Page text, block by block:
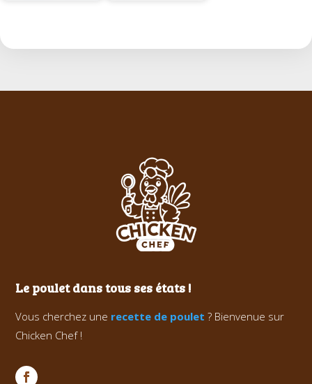
Le poulet dans tous ses états !
Vous cherchez une recette de poulet ? Bienvenue sur
Chicken Chef !